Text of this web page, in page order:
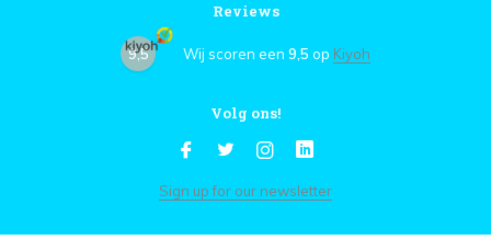
Reviews
9,5 Wij scoren een 9,5 op Kiyoh
Volg ons!
Sign up for our newsletter